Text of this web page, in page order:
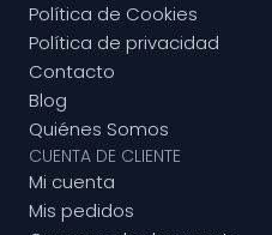
Política de Cookies
Política de privacidad
Contacto
Blog
Quiénes Somos
CUENTA DE CLIENTE
Mi cuenta
Mis pedidos